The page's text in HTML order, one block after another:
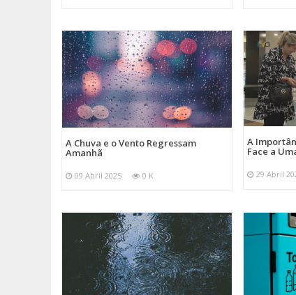
A Chuva e o Vento Regressam
Amanhã
09 Abril 2025 0 K
A
Face a
29 Abril